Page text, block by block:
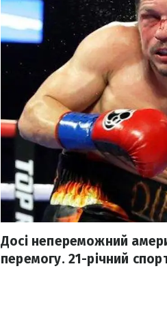
Досі непереможний
перемогу. 21-річний